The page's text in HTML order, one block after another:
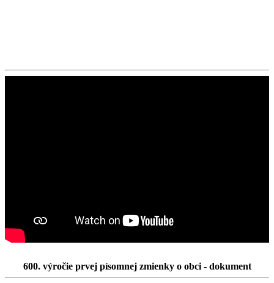
600. výročie prvej písomnej zmienky o obci - dokument